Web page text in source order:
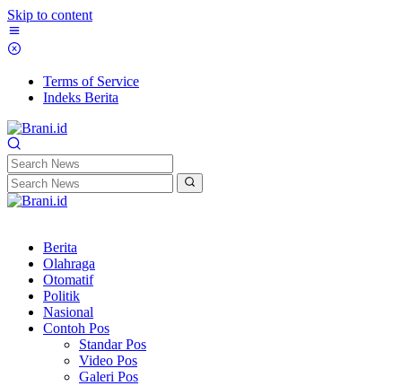
Skip to content
Terms of Service
Indeks Berita
Berita
Olahraga
Otomatif
Politik
Nasional
Contoh Pos
Standar Pos
Video Pos
Galeri Pos